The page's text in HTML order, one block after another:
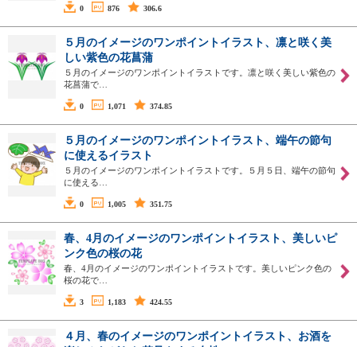
0 876 306.6
５月のイメージのワンポイントイラスト、凛と咲く美
しい紫色の花菖蒲
５月のイメージのワンポイントイラストです。凛と咲く美しい紫色の
花菖蒲で…
0 1,071 374.85
５月のイメージのワンポイントイラスト、端午の節句
に使えるイラスト
５月のイメージのワンポイントイラストです。５月５日、端午の節句
に使える…
0 1,005 351.75
春、4月のイメージのワンポイントイラスト、美しいピ
ンク色の桜の花
春、4月のイメージのワンポイントイラストです。美しいピンク色の
桜の花で…
3 1,183 424.55
４月、春のイメージのワンポイントイラスト、お酒を